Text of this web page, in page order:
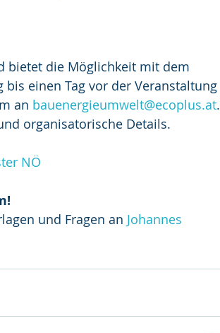
bietet die Möglichkeit mit dem
einen Tag vor der Veranstaltung
an bauenergieumwelt@ecoplus.at.
organisatorische Details.
NÖ
und Fragen an Johannes